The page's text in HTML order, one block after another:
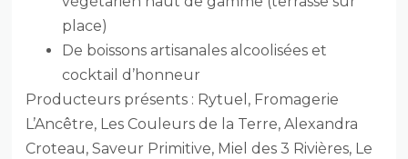
place)
De boissons artisanales alcoolisées et
cocktail d’honneur
Producteurs présents : Rytuel, Fromagerie
L’Ancêtre, Les Couleurs de la Terre, Alexandra
Croteau, Saveur Primitive, Miel des 3 Rivières, Le